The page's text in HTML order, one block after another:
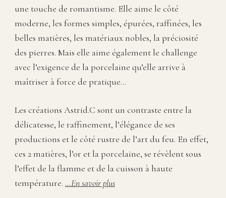
une touche de romantisme. Elle aime le côté
moderne, les formes simples, épurées, raffinées, les
belles matières, les matériaux nobles, la préciosité
des pierres. Mais elle aime également le challenge
avec l’exigence de la porcelaine qu’elle arrive à
maîtriser à force de pratique…
Les créations Astrid.C sont un contraste entre la
délicatesse, le raffinement, l’élégance de ses
productions et le côté rustre de l’art du feu. En effet,
ces 2 matières, l’or et la porcelaine, se révèlent sous
l’effet de la flamme et de la cuisson à haute
température. …En savoir plus